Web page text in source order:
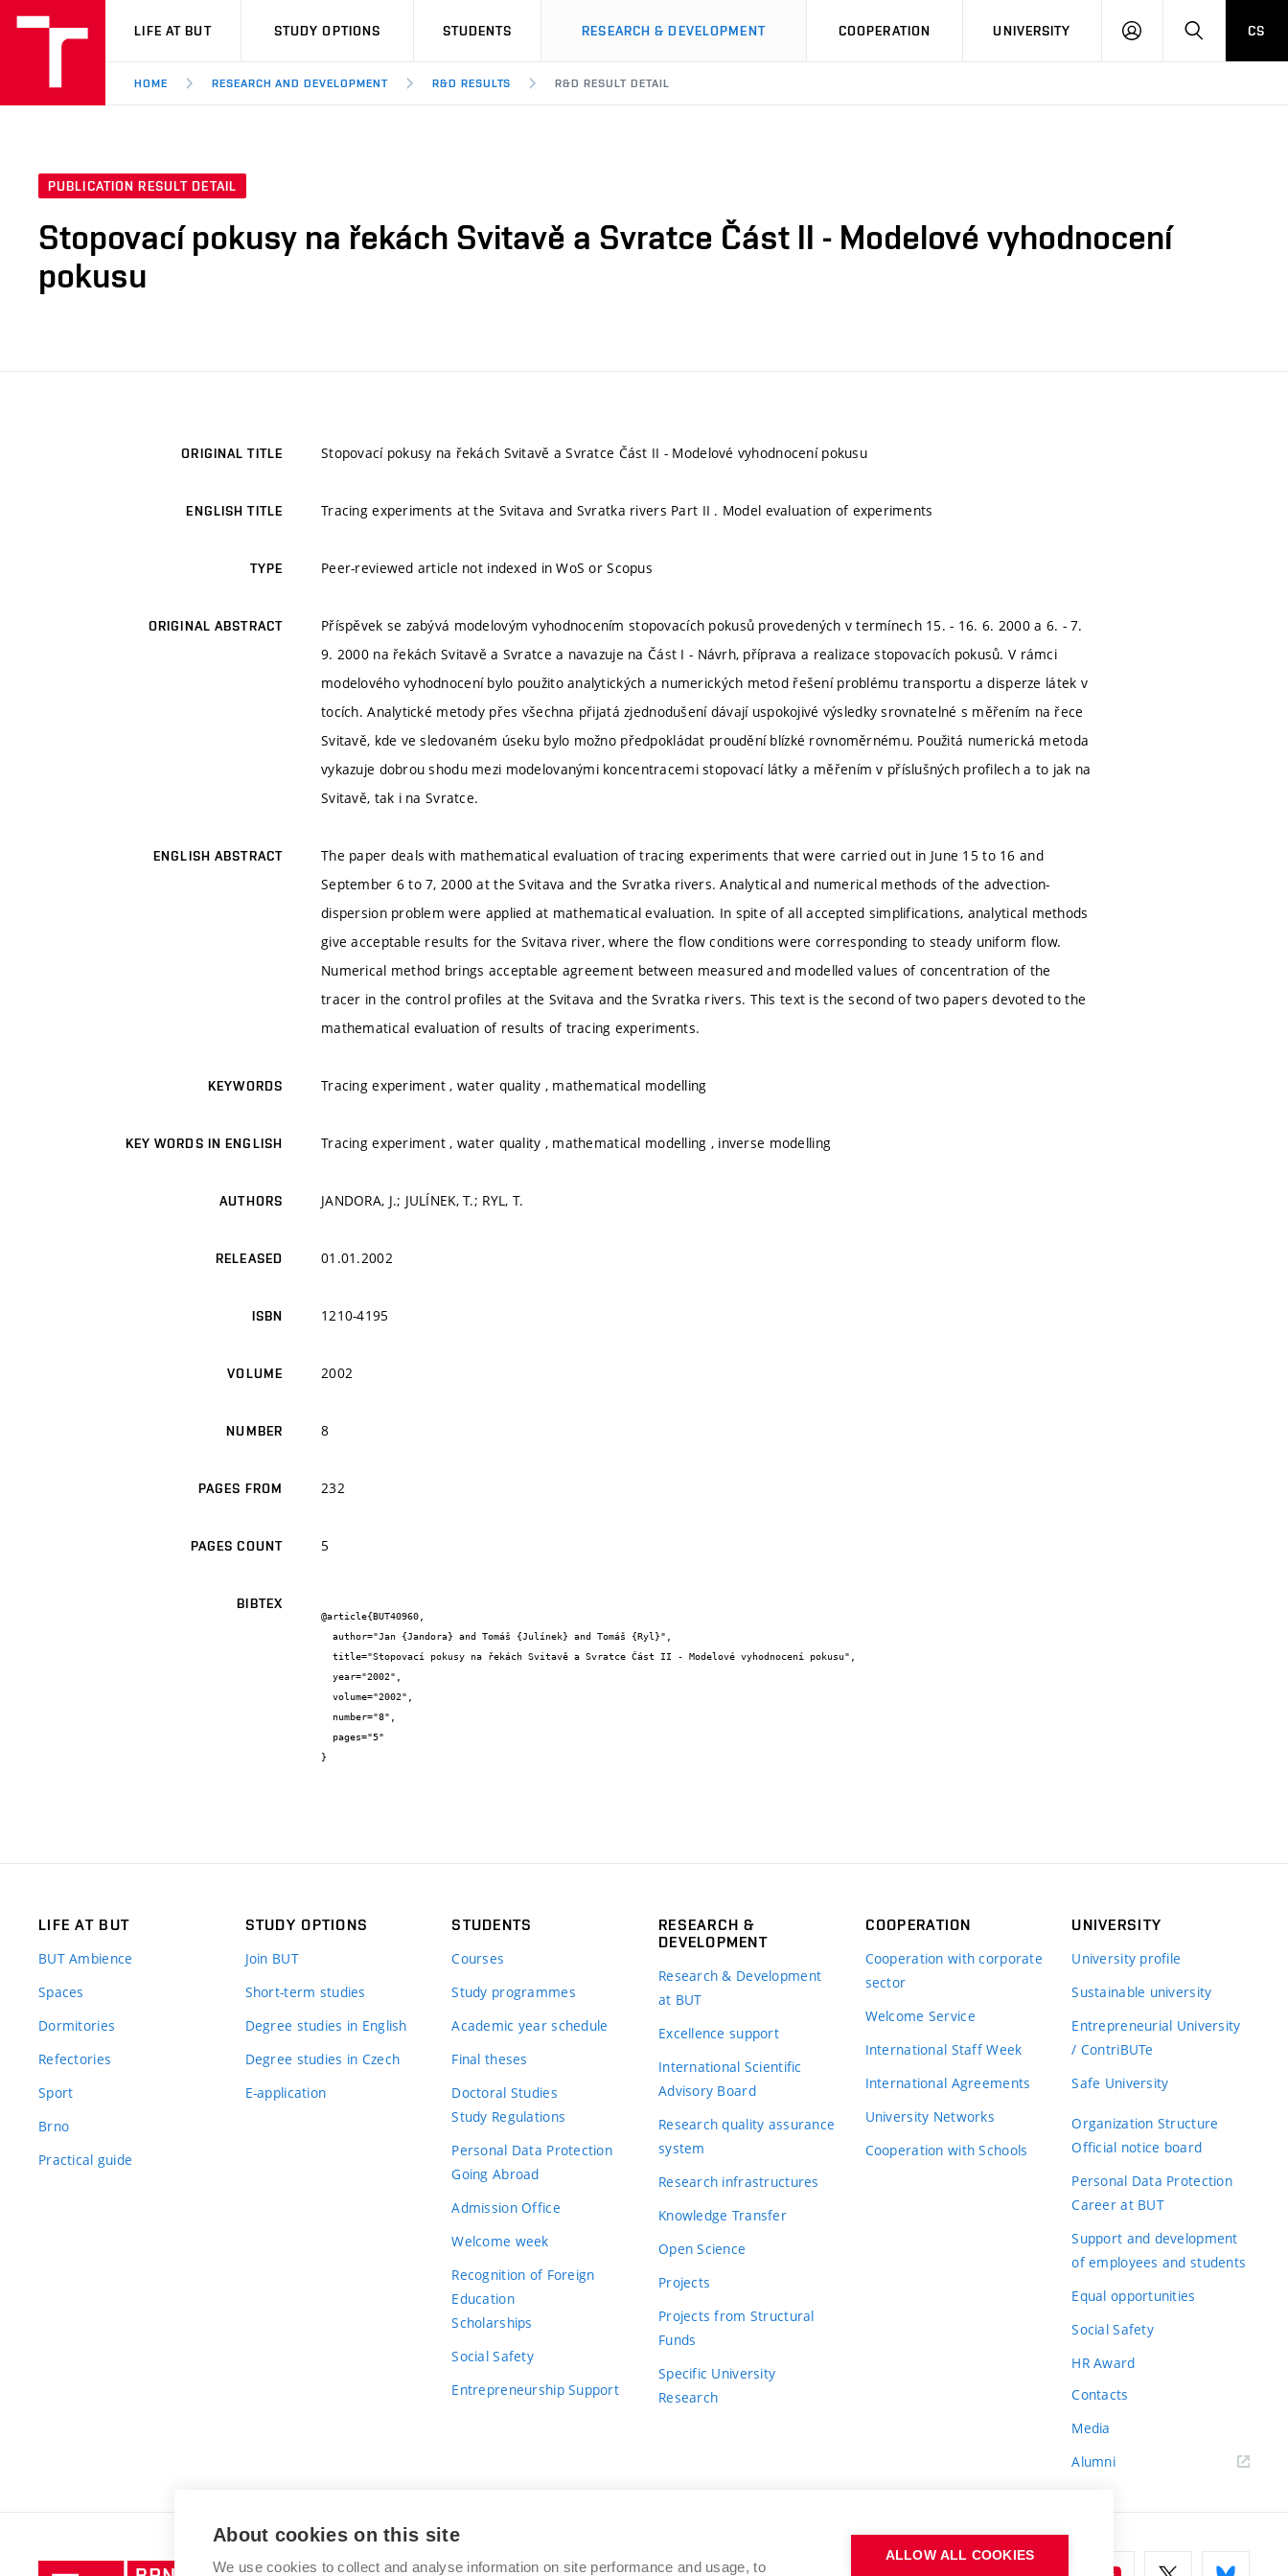
VUT
LIFE AT BUT STUDY OPTIONS STUDENTS RESEARCH & DEVELOPMENT COOPERATION UNIVERSITY
LOG
SEARCHCS
HOME RESEARCH AND DEVELOPMENT R&D RESULTS R&D RESULT DETAIL
PUBLICATION RESULT DETAIL
Stopovací pokusy na řekách Svitavě a Svratce Část II - Modelové vyhodnocení
pokusu
ORIGINAL TITLE Stopovací pokusy na řekách Svitavě a Svratce Část II - Modelové vyhodnocení pokusu
ENGLISH TITLE Tracing experiments at the Svitava and Svratka rivers Part II . Model evaluation of experiments
TYPE Peer-reviewed article not indexed in WoS or Scopus
ORIGINAL ABSTRACT
Příspěvek se zabývá modelovým vyhodnocením stopovacích pokusů provedených v termínech 15. - 16. 6. 2000 a 6. - 7.
9. 2000 na řekách Svitavě a Svratce a navazuje na Část I - Návrh, příprava a realizace stopovacích pokusů. V rámci
modelového vyhodnocení bylo použito analytických a numerických metod řešení problému transportu a disperze látek v
tocích. Analytické metody přes všechna přijatá zjednodušení dávají uspokojivé výsledky srovnatelné s měřením na řece
Svitavě, kde ve sledovaném úseku bylo možno předpokládat proudění blízké rovnoměrnému. Použitá numerická metoda
vykazuje dobrou shodu mezi modelovanými koncentracemi stopovací látky a měřením v příslušných profilech a to jak na
Svitavě, tak i na Svratce.
ENGLISH ABSTRACT
The paper deals with mathematical evaluation of tracing experiments that were carried out in June 15 to 16 and
September 6 to 7, 2000 at the Svitava and the Svratka rivers. Analytical and numerical methods of the advection-
dispersion problem were applied at mathematical evaluation. In spite of all accepted simplifications, analytical methods
give acceptable results for the Svitava river, where the flow conditions were corresponding to steady uniform flow.
Numerical method brings acceptable agreement between measured and modelled values of concentration of the
tracer in the control profiles at the Svitava and the Svratka rivers. This text is the second of two papers devoted to the
mathematical evaluation of results of tracing experiments.
KEYWORDS Tracing experiment , water quality , mathematical modelling
KEY WORDS IN ENGLISH Tracing experiment , water quality , mathematical modelling , inverse modelling
AUTHORS JANDORA, J.; JULÍNEK, T.; RYL, T.
RELEASED 01.01.2002
ISBN 1210-4195
VOLUME 2002
NUMBER 8
PAGES FROM 232
PAGES COUNT 5
BIBTEX
@article{BUT40960,
}
LIFE AT BUT
BUT Ambience
Spaces
Dormitories
Refectories
Sport
Brno
Practical guide
STUDY OPTIONS
Join BUT
Short-term studies
Degree studies in English
Degree studies in Czech
E-application
STUDENTS
Courses
Study programmes
Academic year schedule
Final theses
Doctoral Studies
Study Regulations
Personal Data Protection
Going Abroad
Admission Office
Welcome week
Recognition of Foreign
Education
Scholarships
Social Safety
Entrepreneurship Support
RESEARCH &
DEVELOPMENT
Research & Development
at BUT
Excellence support
International Scientific
Advisory Board
Research quality assurance
system
Research infrastructures
Knowledge Transfer
Open Science
Projects
Projects from Structural
Funds
Specific University
Research
COOPERATION
Cooperation with corporate
sector
Welcome Service
International Staff Week
International Agreements
University Networks
Cooperation with Schools
UNIVERSITY
University profile
Sustainable university
Entrepreneurial University
/ ContriBUTe
Safe University
Organization Structure
Official notice board
Personal Data Protection
Career at BUT
Support and development
of employees and students
Equal opportunities
Social Safety
HR Award
Contacts
Media
Alumni
Brno BRNO UNIVERSITY OF TECHNOLOGY
About cookies on this site
We use cookies to collect and analyse information on site performance and usage, to
ALLOW ALL COOKIES